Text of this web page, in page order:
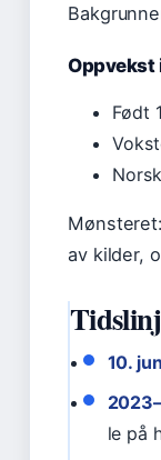
Oppvekst
Født
av kilder,
10.
le på